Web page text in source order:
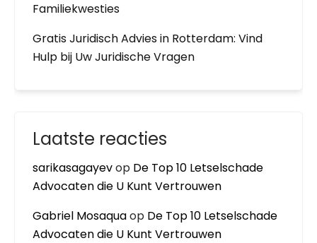
Familiekwesties
Gratis Juridisch Advies in Rotterdam: Vind
Hulp bij Uw Juridische Vragen
Laatste reacties
sarikasagayevop De Top 10 Letselschade
Advocaten die U Kunt Vertrouwen
Gabriel Mosaquaop De Top 10 Letselschade
Advocaten die U Kunt Vertrouwen